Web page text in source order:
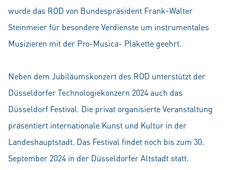
wurde das ROD von Bundespräsident Frank-Walter
Steinmeier für besondere Verdienste um instrumentales
Musizieren mit der Pro-Musica- Plakette geehrt.
Neben dem Jubiläumskonzert des ROD unterstützt der
Düsseldorfer Technologiekonzern 2024 auch das
Düsseldorf Festival. Die privat organisierte Veranstaltung
präsentiert internationale Kunst und Kultur in der
Landeshauptstadt. Das Festival findet noch bis zum 30.
September 2024 in der Düsseldorfer Altstadt statt.